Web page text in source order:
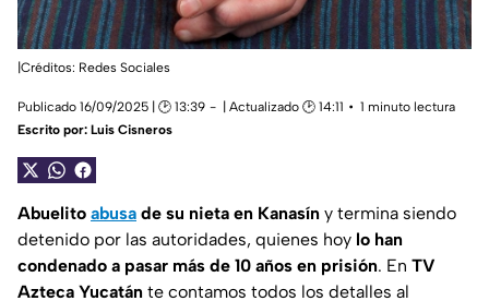
|Créditos: Redes Sociales
Publicado 16/09/2025 | 🕑 13:39 | Actualizado 🕑 14:11
1 minuto lectura
Escrito por: Luis Cisneros
Abuelito abusa de su nieta en Kanasín y termina siendo
detenido por las autoridades, quienes hoy lo han
condenado a pasar más de 10 años en prisión. En TV
Azteca Yucatán te contamos todos los detalles al